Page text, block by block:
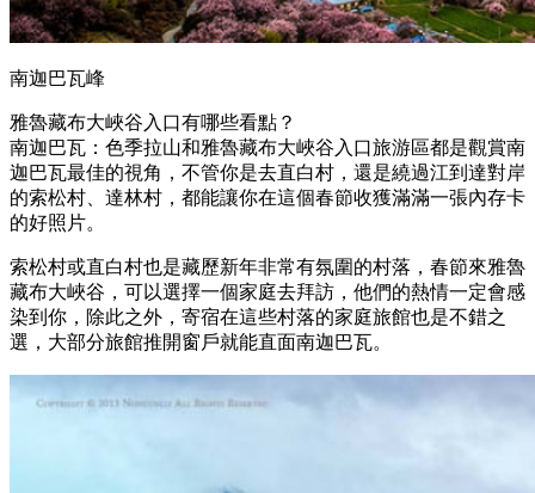
南迦巴瓦峰
雅魯藏布大峽谷入口有哪些看點？
南迦巴瓦：色季拉山和雅魯藏布大峽谷入口旅游區都是觀賞南
迦巴瓦最佳的視角，不管你是去直白村，還是繞過江到達對岸
的索松村、達林村，都能讓你在這個春節收獲滿滿一張內存卡
的好照片。
索松村或直白村也是藏歷新年非常有氛圍的村落，春節來雅魯
藏布大峽谷，可以選擇一個家庭去拜訪，他們的熱情一定會感
染到你，除此之外，寄宿在這些村落的家庭旅館也是不錯之
選，大部分旅館推開窗戶就能直面南迦巴瓦。